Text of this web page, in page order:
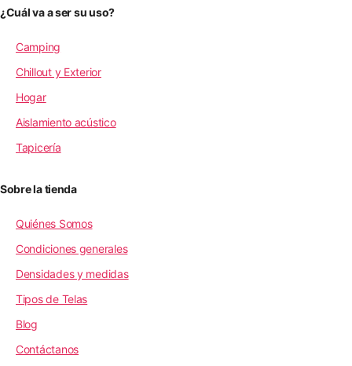
¿Cuál va a ser su uso?
Camping
Chillout y Exterior
Hogar
Aislamiento acústico
Tapicería
Sobre la tienda
Quiénes Somos
Condiciones generales
Densidades y medidas
Tipos de Telas
Blog
Contáctanos